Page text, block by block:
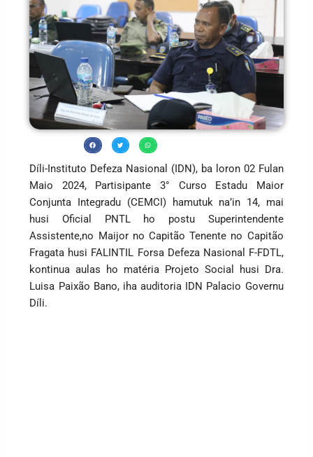
Díli-Instituto Defeza Nasional (IDN), ba loron 02 Fulan
Maio 2024, Partisipante 3° Curso Estadu Maior
Conjunta Integradu (CEMCI) hamutuk na’in 14, mai
husi Oficial PNTL ho postu Superintendente
Assistente,no Maijor no Capitão Tenente no Capitão
Fragata husi FALINTIL Forsa Defeza Nasional F-FDTL,
kontinua aulas ho matéria Projeto Social husi Dra.
Luisa Paixão Bano, iha auditoria IDN Palacio Governu
Díli.